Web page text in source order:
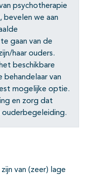
psychotherapie
bevelen we aan
gaan van de
haar ouders.
beschikbare
behandelaar van
mogelijke optie.
en zorg dat
ouderbegeleiding.
van (zeer) lage